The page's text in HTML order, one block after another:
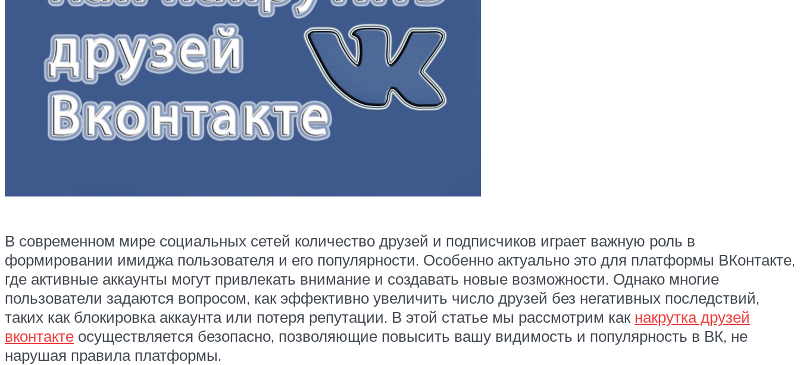
В современном мире социальных сетей количество друзей и подписчиков играет важную роль в
формировании имиджа пользователя и его популярности. Особенно актуально это для платформы ВКонтакте,
где активные аккаунты могут привлекать внимание и создавать новые возможности. Однако многие
пользователи задаются вопросом, как эффективно увеличить число друзей без негативных последствий,
таких как блокировка аккаунта или потеря репутации. В этой статье мы рассмотрим как накрутка друзей
вконтакте осуществляется безопасно, позволяющие повысить вашу видимость и популярность в ВК, не
нарушая правила платформы.